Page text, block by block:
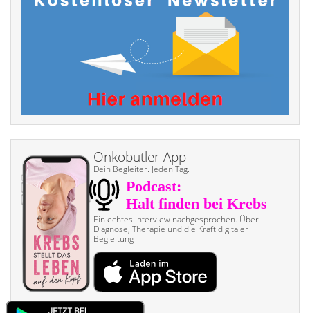
Onkobutler-App
Dein Begleiter. Jeden Tag.
Ein echtes Interview nach­gesprochen. Über
Diagnose, Therapie und die Kraft digitaler
Begleitung